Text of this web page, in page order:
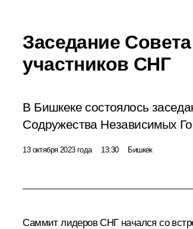
Заседание
участников СНГ
В Бишкеке состоялось
Содружества Независимых
13 октября 2023 года 13:30 Бишкек
Саммит лидеров СНГ начался со